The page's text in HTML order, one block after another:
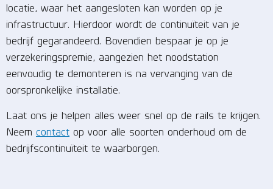
locatie, waar het aangesloten kan worden op je
infrastructuur. Hierdoor wordt de continuïteit van je
bedrijf gegarandeerd. Bovendien bespaar je op je
verzekeringspremie, aangezien het noodstation
eenvoudig te demonteren is na vervanging van de
oorspronkelijke installatie.
Laat ons je helpen alles weer snel op de rails te krijgen.
Neem contact op voor alle soorten onderhoud om de
bedrijfscontinuïteit te waarborgen.